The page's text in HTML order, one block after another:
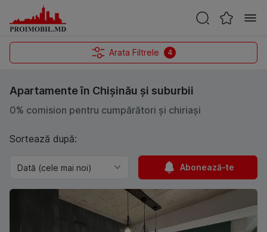
Arata Filtrele 4
Apartamente în Chișinău și suburbii
0% comision pentru cumpărători și chiriași
Sortează după:
Abonează-te